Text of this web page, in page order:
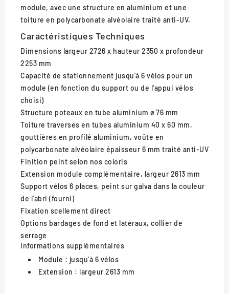
module, avec une structure en aluminium et une
toiture en polycarbonate alvéolaire traité anti-UV.
Caractéristiques Techniques
Dimensions largeur 2726 x hauteur 2350 x profondeur
2253 mm
Capacité de stationnement jusqu'à 6 vélos pour un
module (en fonction du support ou de l'appui vélos
choisi)
Structure poteaux en tube aluminium ø 76 mm
Toiture traverses en tubes aluminium 40 x 60 mm,
gouttières en profilé aluminium, voûte en
polycarbonate alvéolaire épaisseur 6 mm traité anti-UV
Finition peint selon nos coloris
Extension module complémentaire, largeur 2613 mm
Support vélos 6 places, peint sur galva dans la couleur
de l’abri (fourni)
Fixation scellement direct
Options bardages de fond et latéraux, collier de
serrage
Informations supplémentaires
Module : jusqu'à 6 vélos
Extension : largeur 2613 mm